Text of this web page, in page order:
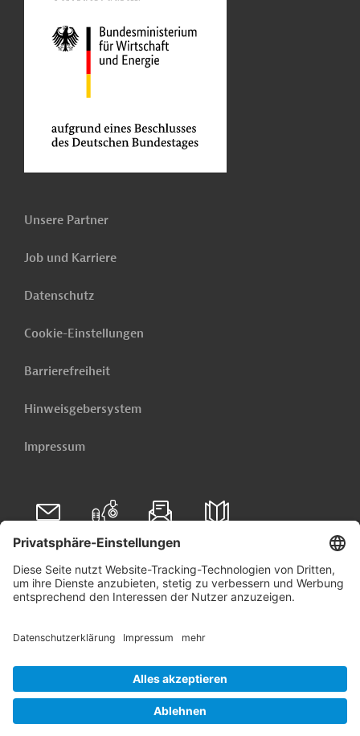
Unsere Partner
Job und Karriere
Datenschutz
Cookie-Einstellungen
Barrierefreiheit
Hinweisgebersystem
Impressum
Folgen Sie uns auf
Linkedin
© 2026 Germany Trade & Invest